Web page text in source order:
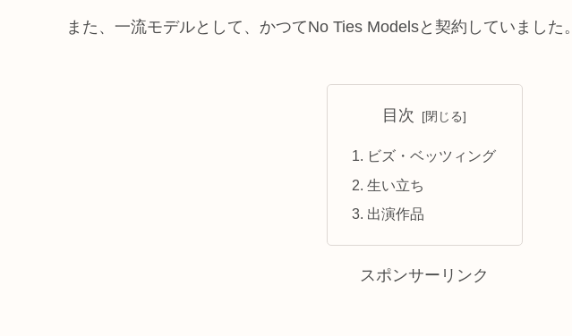
また、一流モデルとして、かつてNo Ties Modelsと契約していました。
目次
ビズ・ベッツィング
生い立ち
出演作品
スポンサーリンク